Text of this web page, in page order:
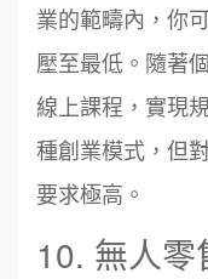
業的範疇內，你
壓至最低。隨著
線上課程，實現
種創業模式，但
要求極高。
10. 無人